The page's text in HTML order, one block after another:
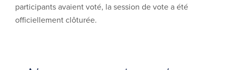
participants avaient voté, la session de vote a été
officiellement clôturée.